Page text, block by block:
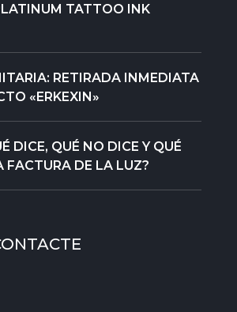
TATTOO INK
RETIRADA INMEDIATA
«ERKEXIN»
DICE, QUÉ NO DICE Y QUÉ
FACTURA DE LA LUZ?